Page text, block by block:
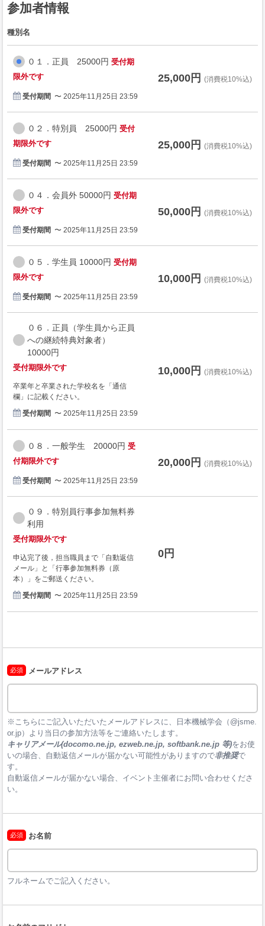
参加者情報
種別名
０１．正員 25000円 受付期
限外です
受付期間 〜 2025年11月25日 23:59
25,000円 (消費税10%込)
０２．特別員 25000円 受付
期限外です
受付期間 〜 2025年11月25日 23:59
25,000円 (消費税10%込)
０４．会員外 50000円 受付期
限外です
受付期間 〜 2025年11月25日 23:59
50,000円 (消費税10%込)
０５．学生員 10000円 受付期
限外です
受付期間 〜 2025年11月25日 23:59
10,000円 (消費税10%込)
０６．正員（学生員から正員
への継続特典対象者）
10000円
受付期限外です
卒業年と卒業された学校名を「通信
欄」に記載ください。
受付期間 〜 2025年11月25日 23:59
10,000円 (消費税10%込)
０８．一般学生 20000円 受
付期限外です
受付期間 〜 2025年11月25日 23:59
20,000円 (消費税10%込)
０９．特別員行事参加無料券
利用
受付期限外です
申込完了後，担当職員まで「自動返信
メール」と「行事参加無料券（原
本）」をご郵送ください。
受付期間 〜 2025年11月25日 23:59
0円
必須 メールアドレス
※こちらにご記入いただいたメールアドレスに、日本機械学会（@jsme.
or.jp）より当日の参加方法等をご連絡いたします。
キャリアメール(docomo.ne.jp, ezweb.ne.jp, softbank.ne.jp 等)をお使
いの場合、自動返信メールが届かない可能性がありますので非推奨で
す。
自動返信メールが届かない場合、イベント主催者にお問い合わせくださ
い。
必須 お名前
フルネームでご記入ください。